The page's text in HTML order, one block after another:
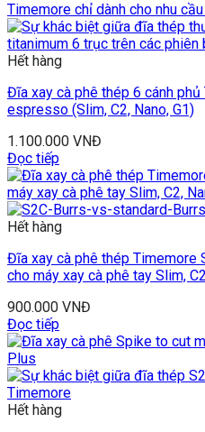
Hết hàng
Đĩa xay cà phê thép 6 cánh
espresso (Slim, C2, Nano, G1)
1.100.000 VNĐ
Đọc tiếp
Hết hàng
Đĩa xay cà phê thép Timemore
cho máy xay cà phê tay Slim,
900.000 VNĐ
Đọc tiếp
Hết hàng